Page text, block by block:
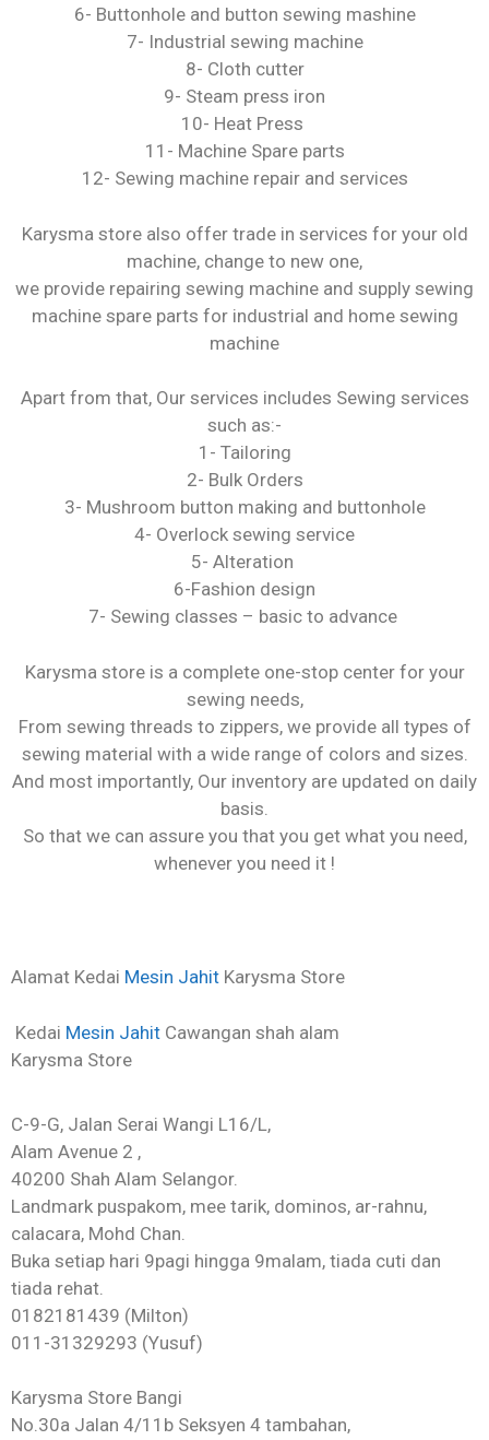
6- Buttonhole and button sewing mashine
7- Industrial sewing machine
8- Cloth cutter
9- Steam press iron
10- Heat Press
11- Machine Spare parts
12- Sewing machine repair and services
Karysma store also offer trade in services for your old
machine, change to new one,
we provide repairing sewing machine and supply sewing
machine spare parts for industrial and home sewing
machine
Apart from that, Our services includes Sewing services
such as:-
1- Tailoring
2- Bulk Orders
3- Mushroom button making and buttonhole
4- Overlock sewing service
5- Alteration
6-Fashion design
7- Sewing classes – basic to advance
Karysma store is a complete one-stop center for your
sewing needs,
From sewing threads to zippers, we provide all types of
sewing material with a wide range of colors and sizes.
And most importantly, Our inventory are updated on daily
basis.
So that we can assure you that you get what you need,
whenever you need it !
Alamat Kedai Mesin Jahit Karysma Store
Kedai Mesin Jahit Cawangan shah alam
Karysma Store
C-9-G, Jalan Serai Wangi L16/L,
Alam Avenue 2 ,
40200 Shah Alam Selangor.
Landmark puspakom, mee tarik, dominos, ar-rahnu,
calacara, Mohd Chan.
Buka setiap hari 9pagi hingga 9malam, tiada cuti dan
tiada rehat.
0182181439 (Milton)
011-31329293 (Yusuf)
Karysma Store Bangi
No.30a Jalan 4/11b Seksyen 4 tambahan,